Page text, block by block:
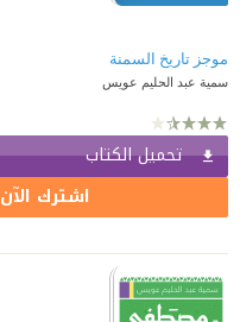
موجز تاريخ السمنة
سمية عبد الحليم عويس
تحميل الكتاب
اشترك الآن